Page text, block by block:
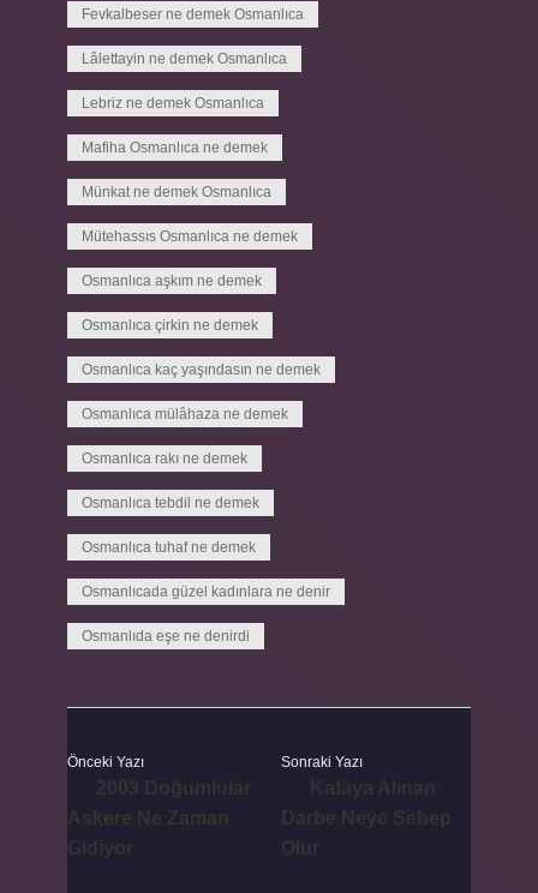
Fevkalbeser ne demek Osmanlıca
Lâlettayin ne demek Osmanlıca
Lebriz ne demek Osmanlıca
Mafiha Osmanlıca ne demek
Münkat ne demek Osmanlıca
Mütehassıs Osmanlıca ne demek
Osmanlıca aşkım ne demek
Osmanlıca çirkin ne demek
Osmanlıca kaç yaşındasın ne demek
Osmanlıca mülâhaza ne demek
Osmanlıca rakı ne demek
Osmanlıca tebdil ne demek
Osmanlıca tuhaf ne demek
Osmanlıcada güzel kadınlara ne denir
Osmanlıda eşe ne denirdi
Önceki Yazı Sonraki Yazı